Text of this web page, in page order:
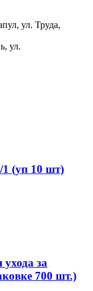
ул. Труда,
ул.
(уп 10 шт)
за
700 шт.)